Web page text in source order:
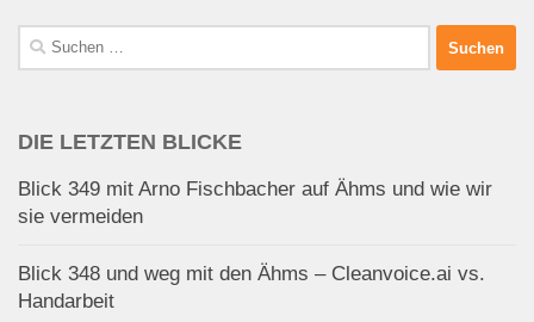
Suchen
nach:
DIE LETZTEN BLICKE
Blick 349 mit Arno Fischbacher auf Ähms und wie wir
sie vermeiden
Blick 348 und weg mit den Ähms – Cleanvoice.ai vs.
Handarbeit